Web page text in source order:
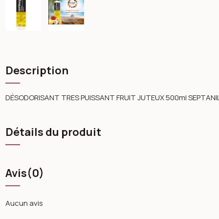
Description
DÉSODORISANT TRES PUISSANT FRUIT JUTEUX 500ml
Détails du produit
Avis(0)
Aucun avis